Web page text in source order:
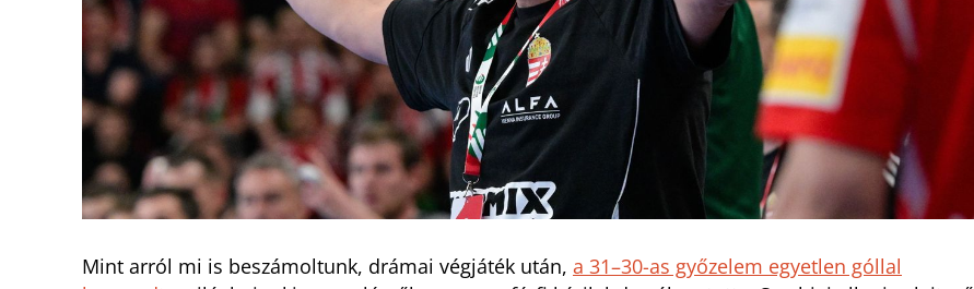
Mint arról mi is beszámoltunk, drámai végjáték után, a 31–30-as győzelem egyetlen góllal